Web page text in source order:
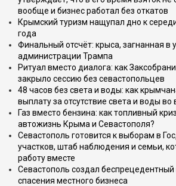
вообще и бизнес работал без откатов
Крымский туризм нащупал дно к
года
Финальный отсчёт: крыса, загнанная в
администрации Трампа
Ритуал вместо диалога: как
закрыло сессию без севастопольцев
48 часов без света и воды: как
выплату за отсутствие света и воды во
Газ вместо бензина: как топливный
автожизнь Крыма и Севастополя?
Севастополь готовится к выборам в
участков, штаб наблюдения и семьи,
работу вместе
Севастополь создал
спасения местного бизнеса